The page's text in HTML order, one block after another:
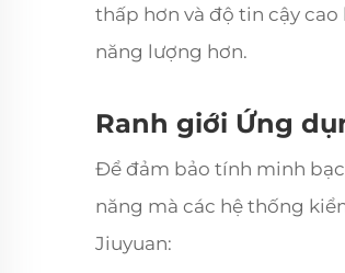
thấp hơn và độ tin cậy
năng lượng hơn.
Ranh giới Ứng
Để đảm bảo tính minh
năng mà các hệ thống
Jiuyuan: